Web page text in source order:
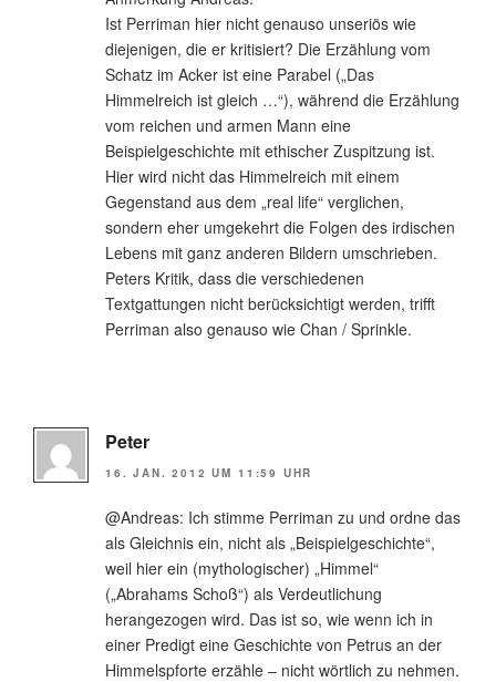
Ist Perriman hier nicht genauso unseriös wie
diejenigen, die er kritisiert? Die Erzählung vom
Schatz im Acker ist eine Parabel („Das
Himmelreich ist gleich …“), während die Erzählung
vom reichen und armen Mann eine
Beispielgeschichte mit ethischer Zuspitzung ist.
Hier wird nicht das Himmelreich mit einem
Gegenstand aus dem „real life“ verglichen,
sondern eher umgekehrt die Folgen des irdischen
Lebens mit ganz anderen Bildern umschrieben.
Peters Kritik, dass die verschiedenen
Textgattungen nicht berücksichtigt werden, trifft
Perriman also genauso wie Chan / Sprinkle.
Peter
16. JAN. 2012 UM 11:59 UHR
@Andreas: Ich stimme Perriman zu und ordne das
als Gleichnis ein, nicht als „Beispielgeschichte“,
weil hier ein (mythologischer) „Himmel“
(„Abrahams Schoß“) als Verdeutlichung
herangezogen wird. Das ist so, wie wenn ich in
einer Predigt eine Geschichte von Petrus an der
Himmelspforte erzähle – nicht wörtlich zu nehmen.